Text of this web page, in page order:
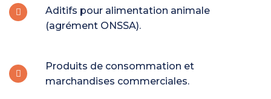
Aditifs pour alimentation animale
(agrément ONSSA).
Produits de consommation et
marchandises commerciales.